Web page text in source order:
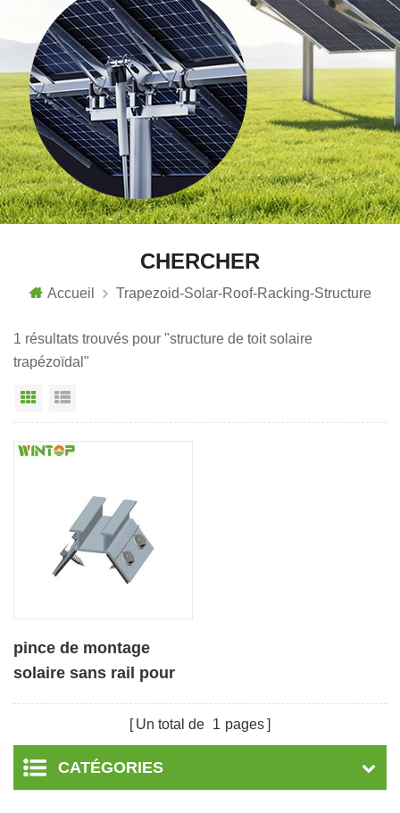
CHERCHER
Accueil Trapezoid-Solar-Roof-Racking-Structure
1 résultats trouvés pour "structure de toit solaire
trapézoïdal"
Vue grille
pince de montage
solaire sans rail pour
Un total de 1 pages
CATÉGORIES